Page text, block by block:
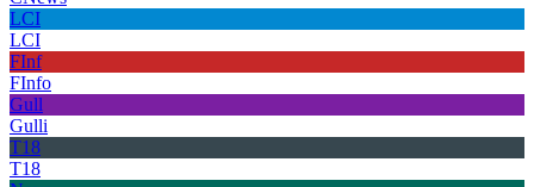
LCI
LCI
FInf
FInfo
Gull
Gulli
T18
T18